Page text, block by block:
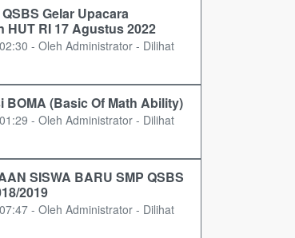
Gelar Upacara
HUT RI 17 Agustus 2022
- Oleh Administrator - Dilihat
BOMA (Basic Of Math Ability)
- Oleh Administrator - Dilihat
SISWA BARU SMP QSBS
2019
- Oleh Administrator - Dilihat